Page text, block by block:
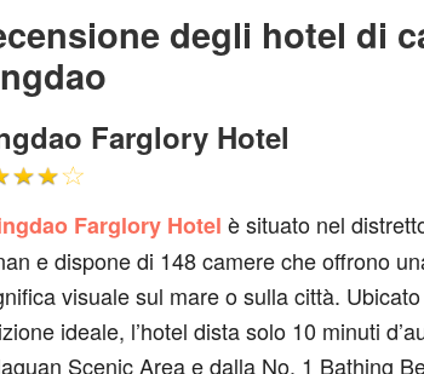
degli hotel di
Farglory Hotel
Farglory Hotel è situato nel
e dispone di 148 camere che offrono
visuale sul mare o sulla città.
ideale, l’hotel dista solo 10 minuti
Scenic Area e dalla No. 1 Bathing